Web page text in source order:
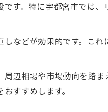
す。特に宇都宮市では
などが効果的です。こ
辺相場や市場動向を踏
すすめします。